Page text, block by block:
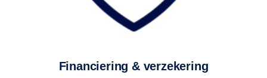
Financiering & verzekering